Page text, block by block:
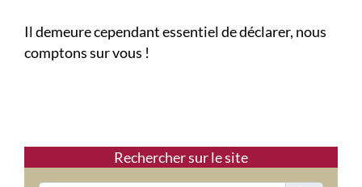
Rechercher sur le site
Il demeure cependant essentiel de déclarer, nous
comptons sur vous !